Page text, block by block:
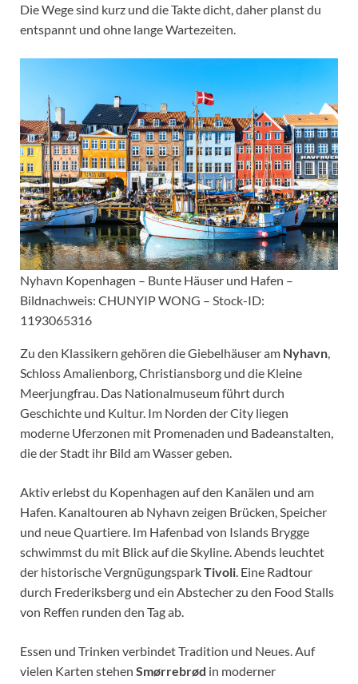
Die Wege sind kurz und die Takte dicht, daher planst du
entspannt und ohne lange Wartezeiten.
Nyhavn Kopenhagen – Bunte Häuser und Hafen –
Bildnachweis: CHUNYIP WONG – Stock-ID:
1193065316
Zu den Klassikern gehören die Giebelhäuser am Nyhavn,
Schloss Amalienborg, Christiansborg und die Kleine
Meerjungfrau. Das Nationalmuseum führt durch
Geschichte und Kultur. Im Norden der City liegen
moderne Uferzonen mit Promenaden und Badeanstalten,
die der Stadt ihr Bild am Wasser geben.
Aktiv erlebst du Kopenhagen auf den Kanälen und am
Hafen. Kanaltouren ab Nyhavn zeigen Brücken, Speicher
und neue Quartiere. Im Hafenbad von Islands Brygge
schwimmst du mit Blick auf die Skyline. Abends leuchtet
der historische VergnügungsparkTivoli. Eine Radtour
durch Frederiksberg und ein Abstecher zu den Food Stalls
von Reffen runden den Tag ab.
Essen und Trinken verbindet Tradition und Neues. Auf
vielen Karten stehen Smørrebrød in moderner